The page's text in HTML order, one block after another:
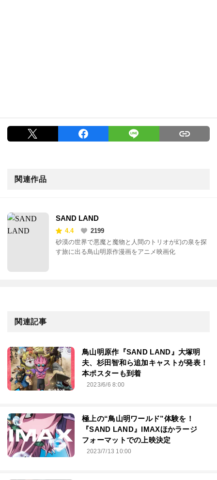
関連作品
SAND LAND
4.4
2199
砂漠の世界で悪魔と魔物と人間のトリオが幻の泉を探
す旅に出る鳥山明原作漫画をアニメ映画化
関連記事
鳥山明原作『SAND LAND』大塚明
夫、杉田智和ら追加キャストが発表！
本ポスターも到着
2023/6/6 8:00
極上の“鳥山明ワールド”体験を！
『SAND LAND』IMAXほかラージ
フォーマットでの上映決定
2023/7/13 10:00